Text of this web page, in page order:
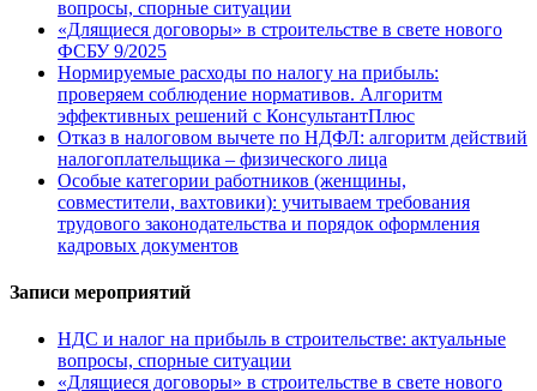
вопросы, спорные ситуации
«Длящиеся договоры» в строительстве в свете нового
ФСБУ 9/2025
Нормируемые расходы по налогу на прибыль:
проверяем соблюдение нормативов. Алгоритм
эффективных решений с КонсультантПлюс
Отказ в налоговом вычете по НДФЛ: алгоритм действий
налогоплательщика – физического лица
Особые категории работников (женщины,
совместители, вахтовики): учитываем требования
трудового законодательства и порядок оформления
кадровых документов
Записи мероприятий
НДС и налог на прибыль в строительстве: актуальные
вопросы, спорные ситуации
«Длящиеся договоры» в строительстве в свете нового